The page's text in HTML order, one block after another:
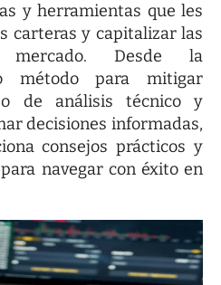
y herramientas que les
carteras y capitalizar las
mercado. Desde la
método para mitigar
de análisis técnico y
decisiones informadas,
consejos prácticos y
navegar con éxito en